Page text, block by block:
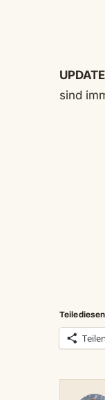
sind
Teile
Teilen